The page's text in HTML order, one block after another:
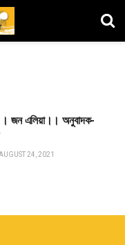
জন এলিয়া।। অনুবাদক-
24, 2021